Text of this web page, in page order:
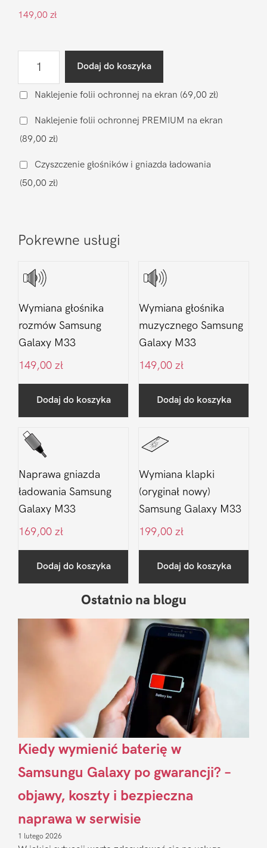
149,00 zł
po
Samsung
Galaxy
M33
Dodaj do koszyka
Naklejenie folii ochronnej na ekran (69,00 zł)
Naklejenie folii ochronnej PREMIUM na ekran
(89,00 zł)
Czyszczenie głośników i gniazda ładowania
(50,00 zł)
Pokrewne usługi
Wymiana głośnika
rozmów Samsung
Galaxy M33
149,00 zł
Dodaj do koszyka
Wymiana głośnika
muzycznego Samsung
Galaxy M33
149,00 zł
Dodaj do koszyka
Naprawa gniazda
ładowania Samsung
Galaxy M33
169,00 zł
Dodaj do koszyka
Wymiana klapki
(oryginał nowy)
Samsung Galaxy M33
199,00 zł
Dodaj do koszyka
Sidebar
Ostatnio na blogu
Kiedy wymienić baterię w
Samsungu Galaxy po gwarancji? –
objawy, koszty i bezpieczna
naprawa w serwisie
1 lutego 2026